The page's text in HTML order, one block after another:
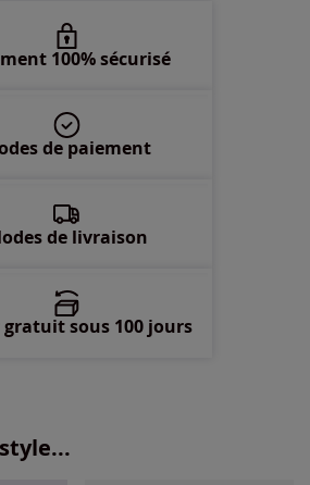
100% sécurisé
de paiement
de livraison
gratuit sous 100 jours